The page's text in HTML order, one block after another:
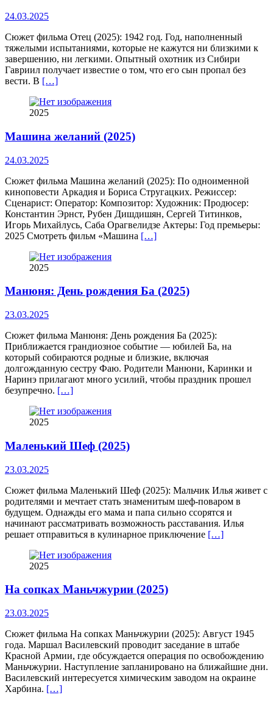
24.03.2025
Сюжет фильма Отец (2025): 1942 год. Год, наполненный
тяжелыми испытаниями, которые не кажутся ни близкими к
завершению, ни легкими. Опытный охотник из Сибири
Гавриил получает известие о том, что его сын пропал без
вести. В […]
2025
Машина желаний (2025)
24.03.2025
Сюжет фильма Машина желаний (2025): По одноименной
киноповести Аркадия и Бориса Стругацких. Режиссер:
Сценарист: Оператор: Композитор: Художник: Продюсер:
Константин Эрнст, Рубен Дишдишян, Сергей Титинков,
Игорь Михайлусь, Саба Орагвелидзе Актеры: Год премьеры:
2025 Смотреть фильм «Машина […]
2025
Манюня: День рождения Ба (2025)
23.03.2025
Сюжет фильма Манюня: День рождения Ба (2025):
Приближается грандиозное событие — юбилей Ба, на
который собираются родные и близкие, включая
долгожданную сестру Фаю. Родители Манюни, Каринки и
Наринэ прилагают много усилий, чтобы праздник прошел
безупречно. […]
2025
Маленький Шеф (2025)
23.03.2025
Сюжет фильма Маленький Шеф (2025): Мальчик Илья живет с
родителями и мечтает стать знаменитым шеф-поваром в
будущем. Однажды его мама и папа сильно ссорятся и
начинают рассматривать возможность расставания. Илья
решает отправиться в кулинарное приключение […]
2025
На сопках Маньчжурии (2025)
23.03.2025
Сюжет фильма На сопках Маньчжурии (2025): Август 1945
года. Маршал Василевский проводит заседание в штабе
Красной Армии, где обсуждается операция по освобождению
Маньчжурии. Наступление запланировано на ближайшие дни.
Василевский интересуется химическим заводом на окраине
Харбина. […]